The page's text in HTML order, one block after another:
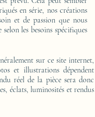
en série, nos créations
et de passion que nous
les besoins spécifiques
sur ce site internet,
et illustrations dépendent
réel de la pièce sera donc
éclats, luminosités et rendus